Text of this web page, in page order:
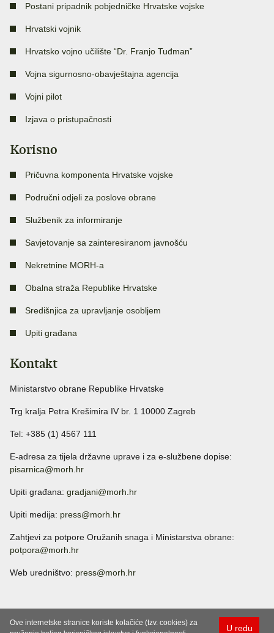
Postani pripadnik pobjedničke Hrvatske vojske
Hrvatski vojnik
Hrvatsko vojno učilište “Dr. Franjo Tuđman”
Vojna sigurnosno-obavještajna agencija
Vojni pilot
Izjava o pristupačnosti
Korisno
Pričuvna komponenta Hrvatske vojske
Područni odjeli za poslove obrane
Službenik za informiranje
Savjetovanje sa zainteresiranom javnošću
Nekretnine MORH-a
Obalna straža Republike Hrvatske
Središnjica za upravljanje osobljem
Upiti građana
Kontakt
Ministarstvo obrane Republike Hrvatske
Trg kralja Petra Krešimira IV br. 1 10000 Zagreb
Tel: +385 (1) 4567 111
E-adresa za tijela državne uprave i za e-službene dopise:
pisarnica@morh.hr
Upiti građana: gradjani@morh.hr
Upiti medija: press@morh.hr
Zahtjevi za potpore Oružanih snaga i Ministarstva obrane:
potpora@morh.hr
Web uredništvo: press@morh.hr
U redu
Ove internetske stranice koriste kolačiće (tzv. cookies) za